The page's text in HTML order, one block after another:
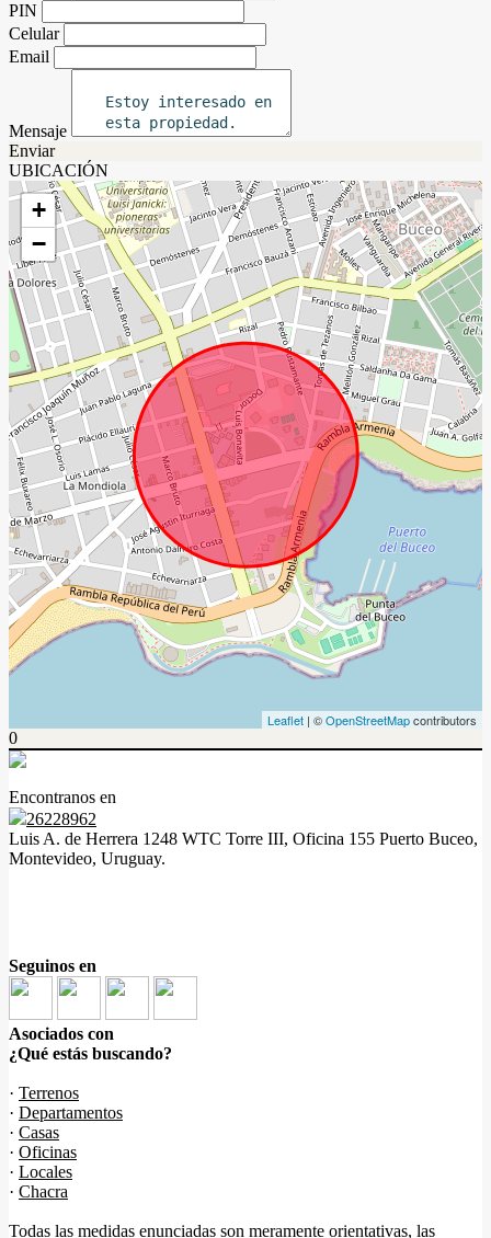
PIN
Celular
Email
Mensaje
Enviar
UBICACIÓN
+
−
Leaflet | ©OpenStreetMapcontributors
0
Encontranos en
26228962
Luis A. de Herrera 1248 WTC Torre III, Oficina 155 Puerto Buceo,
Montevideo, Uruguay.
Seguinos en
Asociados con
¿Qué estás buscando?
· Terrenos
· Departamentos
· Casas
· Oficinas
· Locales
· Chacra
Todas las medidas enunciadas son meramente orientativas, las